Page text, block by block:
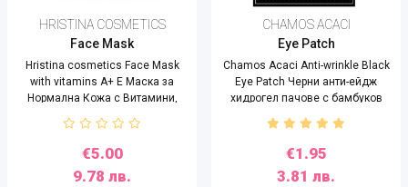
HRISTINA COSMETICS
Face Mask
Hristina cosmetics Face Mask
with vitamins A+ E Маска за
Нормална Кожа с Витамини,
200ml
€5.00
9.78 лв.
CHAMOS ACACI
Eye Patch
Chamos Acaci Anti-wrinkle Black
Eye Patch Черни анти-ейдж
хидрогел пачове с бамбуков
въглен - 3 ml
€1.95
3.81 лв.